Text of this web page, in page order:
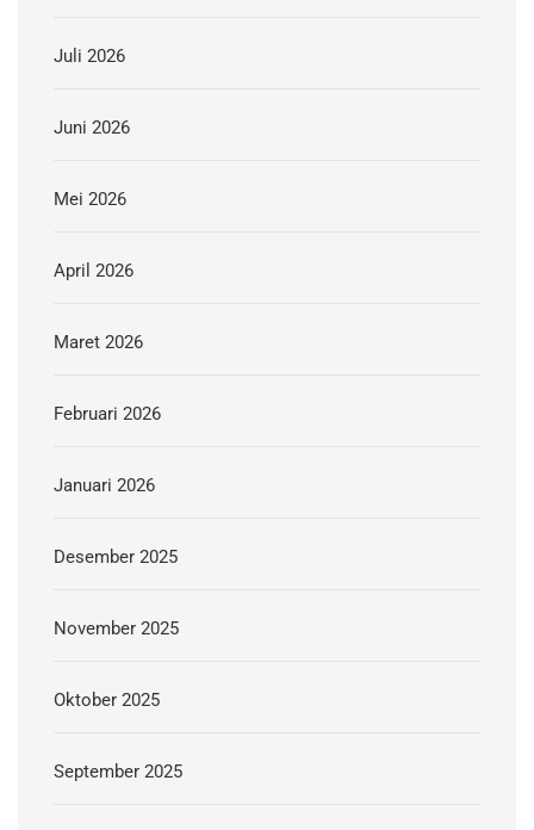
Juli 2026
Juni 2026
Mei 2026
April 2026
Maret 2026
Februari 2026
Januari 2026
Desember 2025
November 2025
Oktober 2025
September 2025